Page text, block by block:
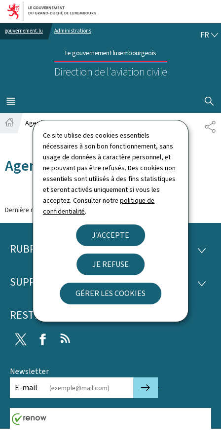
Ce site utilise des cookies essentiels
nécessaires à son bon fonctionnement, sans
usage de données à caractère personnel, et
ne pouvant pas être refusés. Des cookies non
essentiels sont utilisés à des fins statistiques
et seront activés uniquement si vous les
acceptez. Consulter notrepolitique de
confidentialité.
J'ACCEPTE
JE REFUSE
GÉRER LES COOKIES
Aller au menu principal
Aller au contenu
gouvernement.lu Administrations
Le gouvernement luxembourgeois
Direction de l'aviation civile
FR
MENU
PRINCIPAL
Agenda
Agenda
Dernière modification le07.02.2023
Pied
page
RUBRIQUES
SUPPORT
RESTEZ CONNECTÉ
Twitter Facebook
Newsletter
E-mail
🡒